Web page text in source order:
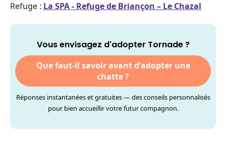
Refuge : La SPA - Refuge de Briançon – Le Chazal
Vous envisagez d'adopter Tornade ?
Que faut-il savoir avant d'adopter une
chatte ?
Réponses instantanées et gratuites — des conseils personnalisés
pour bien accueillir votre futur compagnon.